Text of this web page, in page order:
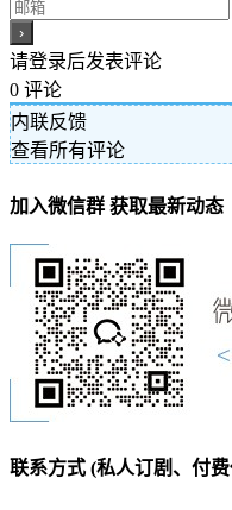
请登录后发表评论
0 评论
内联反馈
查看所有评论
加入微信群 获取最新动态
联系方式 (私人订剧、付